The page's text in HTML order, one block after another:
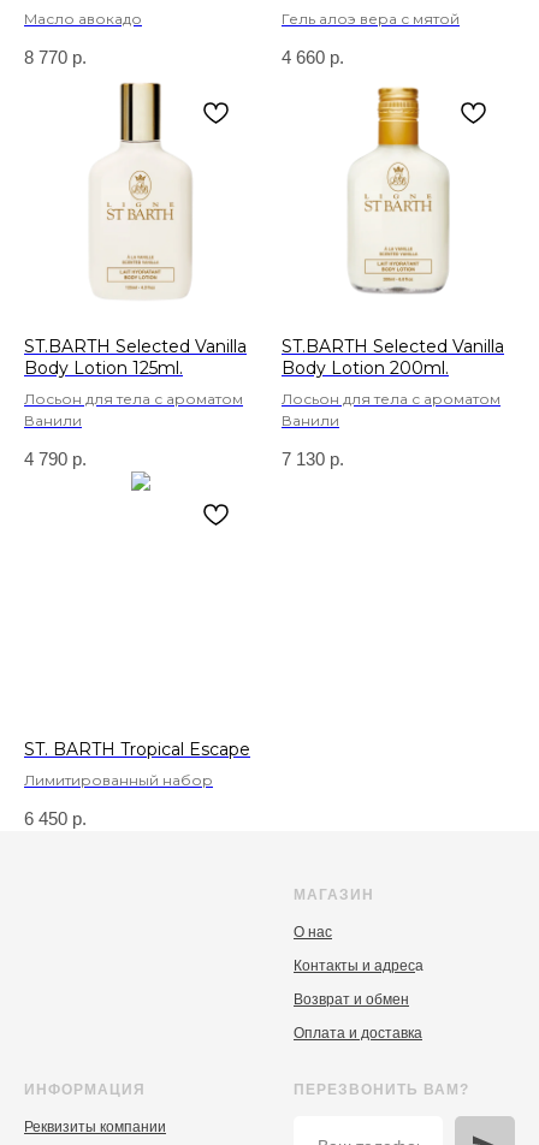
Масло авокадо
8 770 р.
Гель алоэ вера с мятой
4 660 р.
ST.BARTH Selected Vanilla
Body Lotion 125ml.
Лосьон для тела с ароматом
Ванили
4 790 р.
ST.BARTH Selected Vanilla
Body Lotion 200ml.
Лосьон для тела с ароматом
Ванили
7 130 р.
ST. BARTH Tropical Escape
Лимитированный набор
6 450 р.
МАГАЗИН
О нас
Контакты и адреса
Возврат и обмен
Оплата и доставка
ИНФОРМАЦИЯ
Реквизиты компании
ПЕРЕЗВОНИТЬ ВАМ?